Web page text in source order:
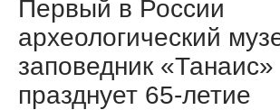
Первый в России
археологический
заповедник «Танаис»
празднует 65-летие